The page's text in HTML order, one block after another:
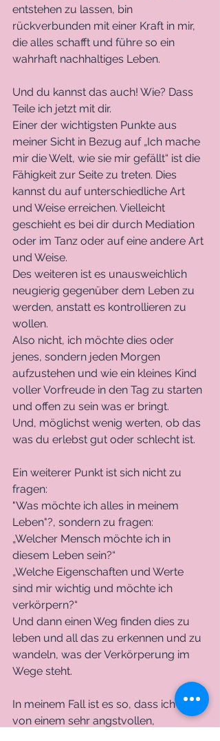
entstehen zu lassen, bin
rückverbunden mit einer Kraft in mir,
die alles schafft und führe so ein
wahrhaft nachhaltiges Leben.
Und du kannst das auch! Wie? Dass
Teile ich jetzt mit dir.
Einer der wichtigsten Punkte aus
meiner Sicht in Bezug auf „Ich mache
mir die Welt, wie sie mir gefällt“ ist die
Fähigkeit zur Seite zu treten. Dies
kannst du auf unterschiedliche Art
und Weise erreichen. Vielleicht
geschieht es bei dir durch Mediation
oder im Tanz oder auf eine andere Art
und Weise.
Des weiteren ist es unausweichlich
neugierig gegenüber dem Leben zu
werden, anstatt es kontrollieren zu
wollen.
Also nicht, ich möchte dies oder
jenes, sondern jeden Morgen
aufzustehen und wie ein kleines Kind
voller Vorfreude in den Tag zu starten
und offen zu sein was er bringt.
Und, möglichst wenig werten, ob das
was du erlebst gut oder schlecht ist.
Ein weiterer Punkt ist sich nicht zu
fragen:
"Was möchte ich alles in meinem
Leben"?, sondern zu fragen:
„Welcher Mensch möchte ich in
diesem Leben sein?“
„Welche Eigenschaften und Werte
sind mir wichtig und möchte ich
verkörpern?“
Und dann einen Weg finden dies zu
leben und all das zu erkennen und zu
wandeln, was der Verkörperung im
Wege steht.
In meinem Fall ist es so, dass ich mich
von einem sehr angstvollen,